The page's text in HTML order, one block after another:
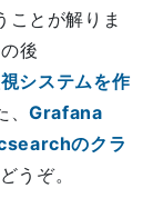
ことが解りま
後
システムを作
、Grafana
のクラ
うぞ。